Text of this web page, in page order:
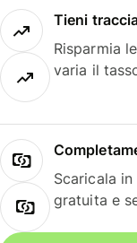
Tieni
Risparmia
varia il
Scaricala
gratuita e